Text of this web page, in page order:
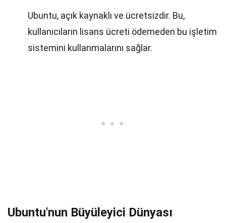
Ubuntu, açık kaynaklı ve ücretsizdir. Bu,
kullanıcıların lisans ücreti ödemeden bu işletim
sistemini kullanmalarını sağlar.
Ubuntu'nun Büyüleyici Dünyası